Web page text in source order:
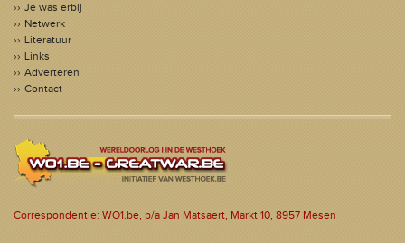
Je was erbij
Netwerk
Literatuur
Links
Adverteren
Contact
Correspondentie: WO1.be, p/a Jan Matsaert, Markt 10, 8957 Mesen